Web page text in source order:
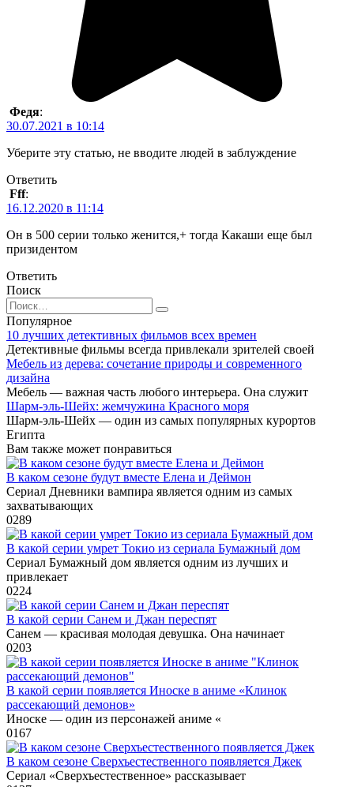
Федя:
30.07.2021 в 10:14
Уберите эту статью, не вводите людей в заблуждение
Ответить
Fff:
16.12.2020 в 11:14
Он в 500 серии только женится,+ тогда Какаши еще был
призидентом
Ответить
Поиск
Search
for:
Популярное
10 лучших детективных фильмов всех времен
Детективные фильмы всегда привлекали зрителей своей
Мебель из дерева: сочетание природы и современного
дизайна
Мебель — важная часть любого интерьера. Она служит
Шарм-эль-Шейх: жемчужина Красного моря
Шарм-эль-Шейх — один из самых популярных курортов
Египта
Вам также может понравиться
В каком сезоне будут вместе Елена и Деймон
Сериал Дневники вампира является одним из самых
захватывающих
0289
В какой серии умрет Токио из сериала Бумажный дом
Сериал Бумажный дом является одним из лучших и
привлекает
0224
В какой серии Санем и Джан переспят
Санем — красивая молодая девушка. Она начинает
0203
В какой серии появляется Иноске в аниме «Клинок
рассекающий демонов»
Иноске — один из персонажей аниме «
0167
В каком сезоне Сверхъестественного появляется Джек
Сериал «Сверхъестественное» рассказывает